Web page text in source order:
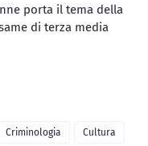
porta il tema della
di terza media
Criminologia Cultura